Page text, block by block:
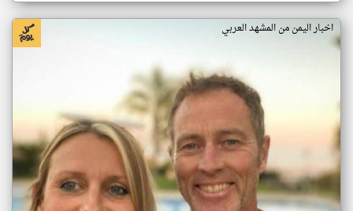
اخبار اليمن من المشهد العربي